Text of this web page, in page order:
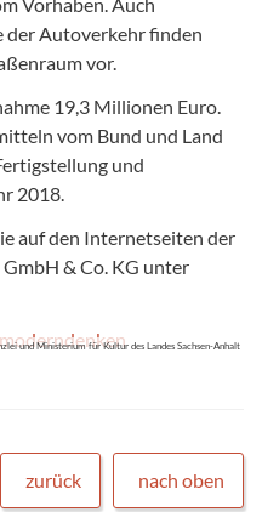
der Autoverkehr finden
vor.
19,3 Millionen Euro.
vom Bund und Land
und
2018.
auf den Internetseiten der
& Co. KG unter
und Ministerium für Kultur des Landes Sachsen-Anhalt
zurück nach oben